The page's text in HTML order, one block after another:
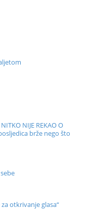
NIJE REKAO O
brže nego što
otkrivanje glasa“